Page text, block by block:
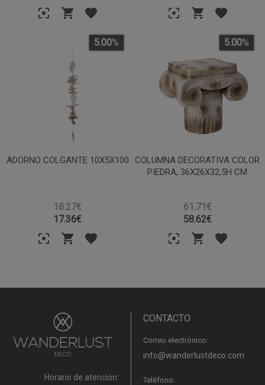
ADORNO COLGANTE 10X5X100
18.27€
5.00%
17.36€
COLUMNA DECORATIVA COLOR
PIEDRA, 36X26X32,5H CM
61.71€
5.00%
58.62€
Horario de atención:
CONTACTO
Correo electrónico:
info@wanderlustdeco.com
Teléfono: